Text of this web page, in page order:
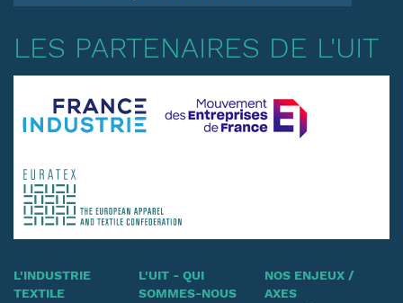
LES PARTENAIRES DE L'UIT
L'INDUSTRIE
TEXTILE
L'UIT - QUI
SOMMES-NOUS
NOS ENJEUX /
AXES